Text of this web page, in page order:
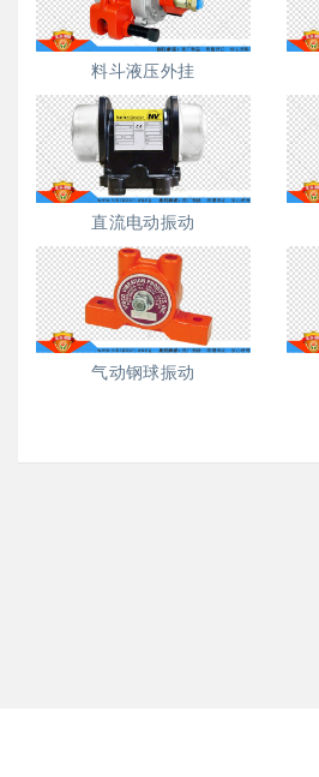
料斗液压外挂
直流电动振动
气动钢球振动